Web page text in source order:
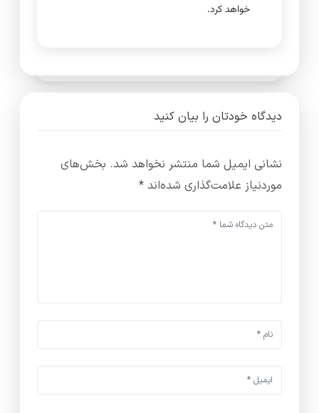
خواهد کرد.
دیدگاه خودتان را بیان کنید
نشانی ایمیل شما منتشر نخواهد شد. بخش‌های
موردنیاز علامت‌گذاری شده‌اند *